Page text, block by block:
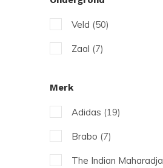
Veld (50)
Zaal (7)
Merk
Adidas (19)
Brabo (7)
The Indian Maharadja